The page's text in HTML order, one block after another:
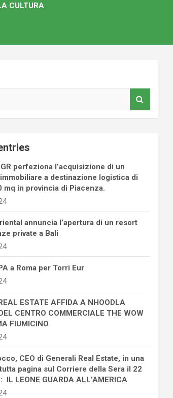
CULTURA
perfeziona l’acquisizione di un
a destinazione logistica di
mq in provincia di Piacenza.
annuncia l’apertura di un resort
private a Bali
a Roma per Torri Eur
ESTATE AFFIDA A NHOODLA
CENTRO COMMERCIALE THE WOW
FIUMICINO
CEO di Generali Real Estate, in una
pagina sul Corriere della Sera il 22
LEONE GUARDA ALL’AMERICA